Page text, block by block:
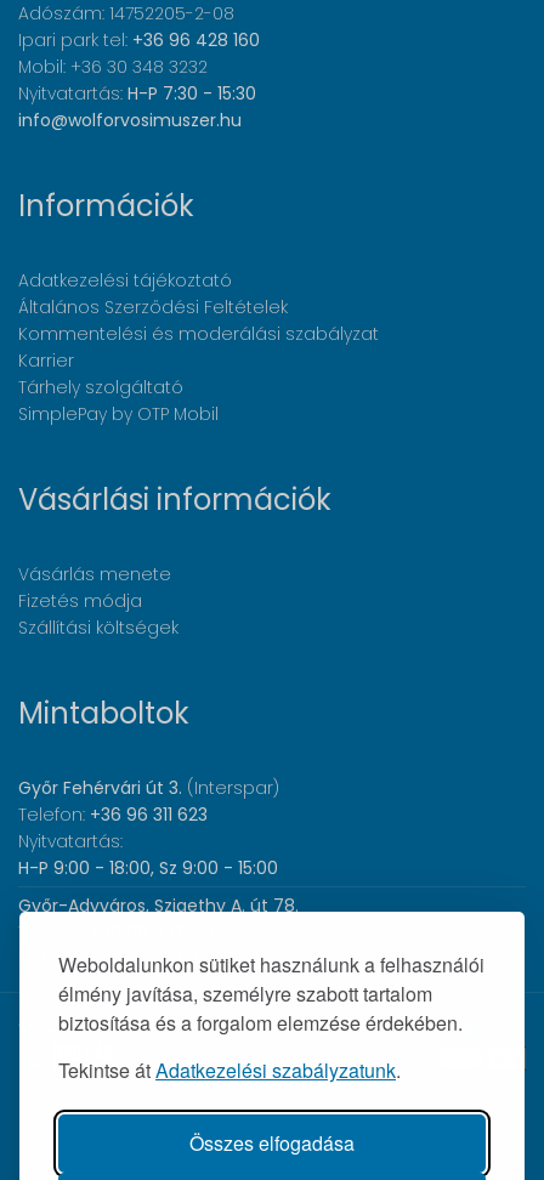
Weboldalunkon sütiket használunk a felhasználói
élmény javítása, személyre szabott tartalom
biztosítása és a forgalom elemzése érdekében.
Tekintse átAdatkezelési szabályzatunk.
Összes elfogadása
Adószám: 14752205-2-08
Ipari park tel: +36 96 428 160
Mobil: +36 30 348 3232
Nyitvatartás: H-P 7:30 - 15:30
info@wolforvosimuszer.hu
Információk
Adatkezelési tájékoztató
Általános Szerződési Feltételek
Kommentelési és moderálási szabályzat
Karrier
Tárhely szolgáltató
SimplePay by OTP Mobil
Vásárlási információk
Vásárlás menete
Fizetés módja
Szállítási költségek
Mintaboltok
Győr Fehérvári út 3. (Interspar)
Telefon: +36 96 311 623
Nyitvatartás:
H-P 9:00 - 18:00, Sz 9:00 - 15:00
Győr-Adyváros, Szigethy A. út 78.
Telefon:
Nyitvatartás:H-P 8:00 - 17:00
© 2026 Wolf Orvosi Műszer Kft. |